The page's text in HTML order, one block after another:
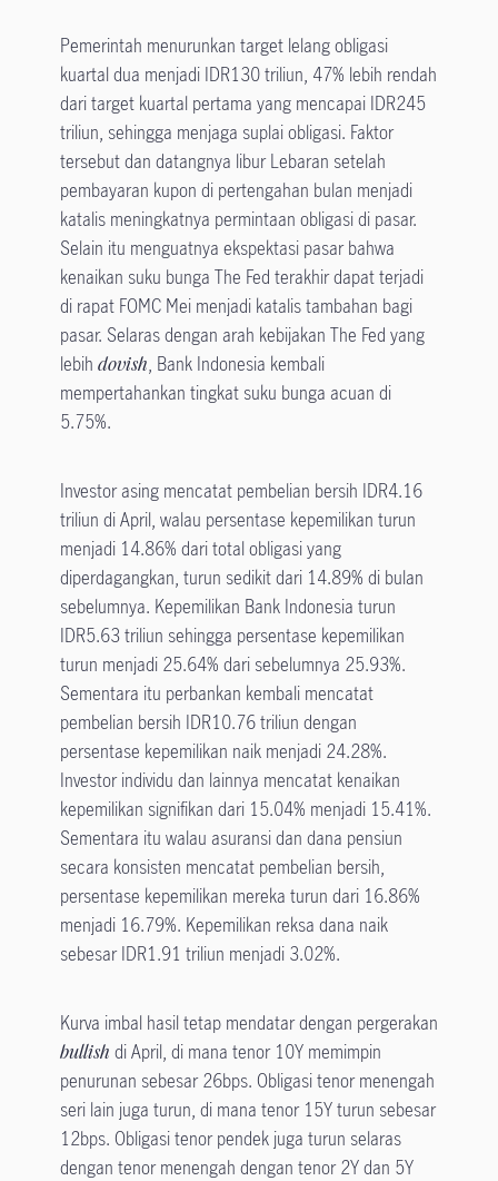
Pemerintah menurunkan target lelang obligasi
kuartal dua menjadi IDR130 triliun, 47% lebih rendah
dari target kuartal pertama yang mencapai IDR245
triliun, sehingga menjaga suplai obligasi. Faktor
tersebut dan datangnya libur Lebaran setelah
pembayaran kupon di pertengahan bulan menjadi
katalis meningkatnya permintaan obligasi di pasar.
Selain itu menguatnya ekspektasi pasar bahwa
kenaikan suku bunga The Fed terakhir dapat terjadi
di rapat FOMC Mei menjadi katalis tambahan bagi
pasar. Selaras dengan arah kebijakan The Fed yang
lebih dovish, Bank Indonesia kembali
mempertahankan tingkat suku bunga acuan di
5.75%.
Investor asing mencatat pembelian bersih IDR4.16
triliun di April, walau persentase kepemilikan turun
menjadi 14.86% dari total obligasi yang
diperdagangkan, turun sedikit dari 14.89% di bulan
sebelumnya. Kepemilikan Bank Indonesia turun
IDR5.63 triliun sehingga persentase kepemilikan
turun menjadi 25.64% dari sebelumnya 25.93%.
Sementara itu perbankan kembali mencatat
pembelian bersih IDR10.76 triliun dengan
persentase kepemilikan naik menjadi 24.28%.
Investor individu dan lainnya mencatat kenaikan
kepemilikan signifikan dari 15.04% menjadi 15.41%.
Sementara itu walau asuransi dan dana pensiun
secara konsisten mencatat pembelian bersih,
persentase kepemilikan mereka turun dari 16.86%
menjadi 16.79%. Kepemilikan reksa dana naik
sebesar IDR1.91 triliun menjadi 3.02%.
Kurva imbal hasil tetap mendatar dengan pergerakan
bullish di April, di mana tenor 10Y memimpin
penurunan sebesar 26bps. Obligasi tenor menengah
seri lain juga turun, di mana tenor 15Y turun sebesar
12bps. Obligasi tenor pendek juga turun selaras
dengan tenor menengah dengan tenor 2Y dan 5Y